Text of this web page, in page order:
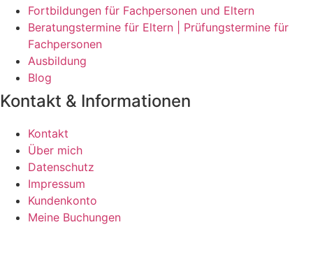
Fortbildungen für Fachpersonen und Eltern
Beratungstermine für Eltern | Prüfungstermine für
Fachpersonen
Ausbildung
Blog
Kontakt & Informationen
Kontakt
Über mich
Datenschutz
Impressum
Kundenkonto
Meine Buchungen